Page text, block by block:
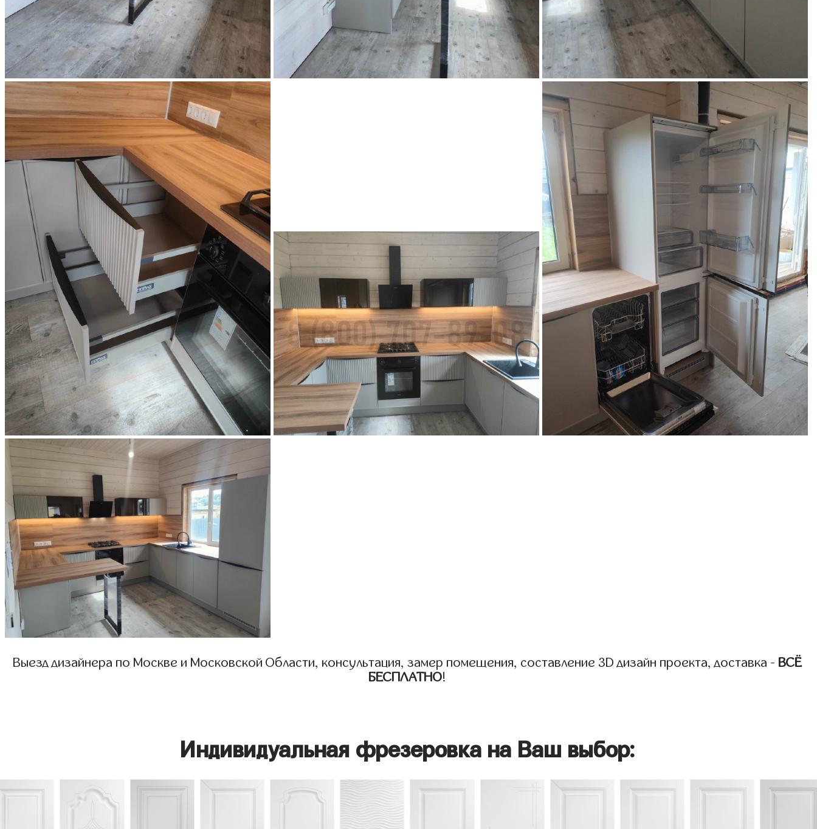
Выезд дизайнера по Москве и Московской Области, консультация, замер помещения, составление 3D дизайн проекта, доставка - ВСЁ
БЕСПЛАТНО!
Индивидуальная фрезеровка на Ваш выбор: